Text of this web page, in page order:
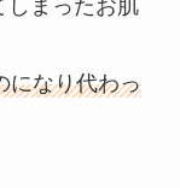
しまったお肌
になり代わっ